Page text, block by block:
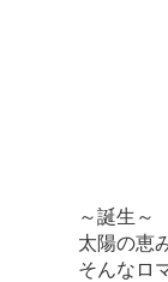
～誕生～
太陽の恵
そんなロ